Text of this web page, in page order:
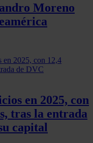
Moreno
en 2025, con
tras la entrada
capital